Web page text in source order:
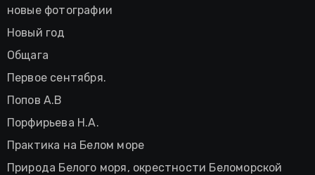
новые фотографии
Новый год
Общага
Первое сентября.
Попов А.В
Порфирьева Н.А.
Практика на Белом море
Природа Белого моря, окрестности Беломорской